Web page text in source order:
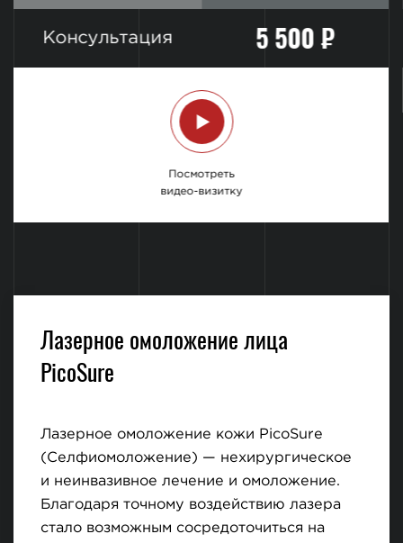
Консультация 5 500 ₽
Посмотреть
видео-визитку
Лазерное омоложение лица
PicoSure
Лазерное омоложение кожи PicoSure
(Селфиомоложение) — нехирургическое
и неинвазивное лечение и омоложение.
Благодаря точному воздействию лазера
стало возможным сосредоточиться на